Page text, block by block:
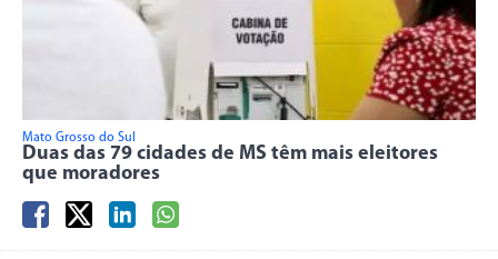
Mato Grosso do Sul
Duas das 79 cidades de MS têm mais eleitores
que moradores